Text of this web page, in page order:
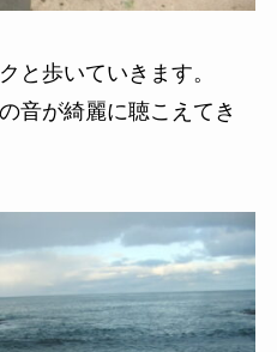
と歩いていきます。
音が綺麗に聴こえてき